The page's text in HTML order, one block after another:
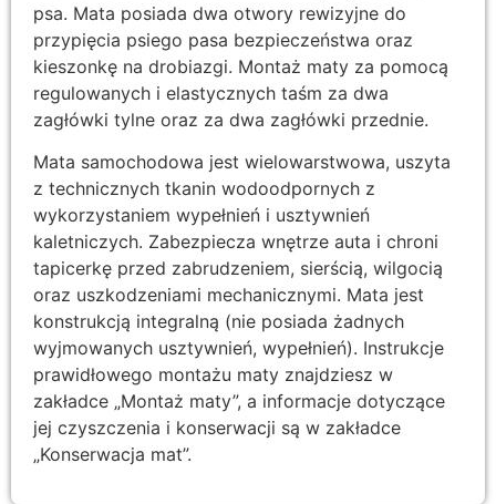
psa. Mata posiada dwa otwory rewizyjne do
przypięcia psiego pasa bezpieczeństwa oraz
kieszonkę na drobiazgi. Montaż maty za pomocą
regulowanych i elastycznych taśm za dwa
zagłówki tylne oraz za dwa zagłówki przednie.
Mata samochodowa jest wielowarstwowa, uszyta
z technicznych tkanin wodoodpornych z
wykorzystaniem wypełnień i usztywnień
kaletniczych. Zabezpiecza wnętrze auta i chroni
tapicerkę przed zabrudzeniem, sierścią, wilgocią
oraz uszkodzeniami mechanicznymi. Mata jest
konstrukcją integralną (nie posiada żadnych
wyjmowanych usztywnień, wypełnień). Instrukcje
prawidłowego montażu maty znajdziesz w
zakładce „Montaż maty”, a informacje dotyczące
jej czyszczenia i konserwacji są w zakładce
„Konserwacja mat”.